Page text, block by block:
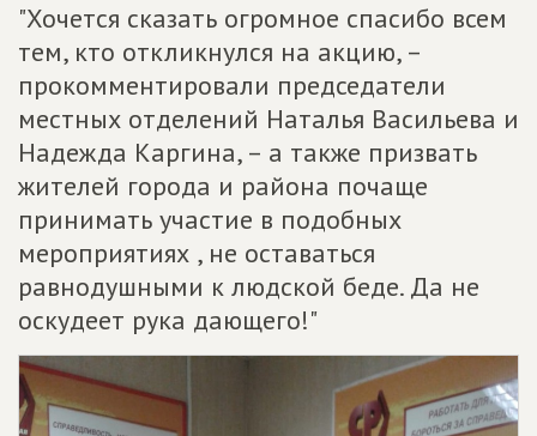
"Хочется сказать огромное спасибо всем
тем, кто откликнулся на акцию, –
прокомментировали председатели
местных отделений Наталья Васильева и
Надежда Каргина, – а также призвать
жителей города и района почаще
принимать участие в подобных
мероприятиях , не оставаться
равнодушными к людской беде. Да не
оскудеет рука дающего!"